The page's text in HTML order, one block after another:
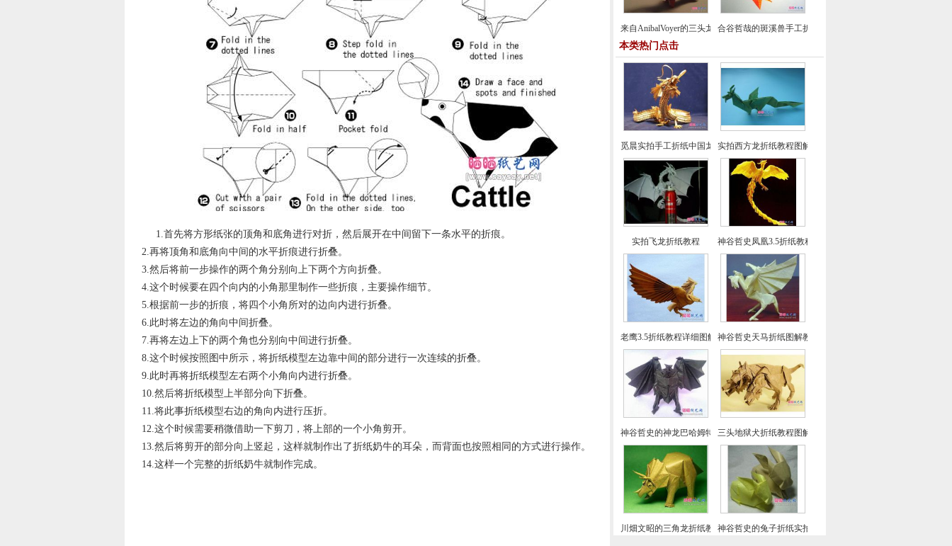
1.首先将方形纸张的顶角和底角进行对折，然后展开在中间留下一条水平的折痕。
2.再将顶角和底角向中间的水平折痕进行折叠。
3.然后将前一步操作的两个角分别向上下两个方向折叠。
4.这个时候要在四个向内的小角那里制作一些折痕，主要操作细节。
5.根据前一步的折痕，将四个小角所对的边向内进行折叠。
6.此时将左边的角向中间折叠。
7.再将左边上下的两个角也分别向中间进行折叠。
8.这个时候按照图中所示，将折纸模型左边靠中间的部分进行一次连续的折叠。
9.此时再将折纸模型左右两个小角向内进行折叠。
10.然后将折纸模型上半部分向下折叠。
11.将此事折纸模型右边的角向内进行压折。
12.这个时候需要稍微借助一下剪刀，将上部的一个小角剪开。
13.然后将剪开的部分向上竖起，这样就制作出了折纸奶牛的耳朵，而背面也按照相同的方式进行操作。
14.这样一个完整的折纸奶牛就制作完成。
来自AnibalVoyer的三头龙折纸图谱教程合谷哲哉的斑溪兽手工折纸教程
本类热门点击
觅晨实拍手工折纸中国龙组合纸艺制作教程
实拍西方龙折纸教程图解-飞龙折纸
实拍飞龙折纸教程 神谷哲史凤凰3.5折纸教程-高级教程
老鹰3.5折纸教程详细图解-高级教程神谷哲史天马折纸图解教程
神谷哲史的神龙巴哈姆特折纸教程三头地狱犬折纸教程图解-神谷哲史折纸之
川畑文昭的三角龙折纸教程图解神谷哲史的兔子折纸实拍教程(超详细)